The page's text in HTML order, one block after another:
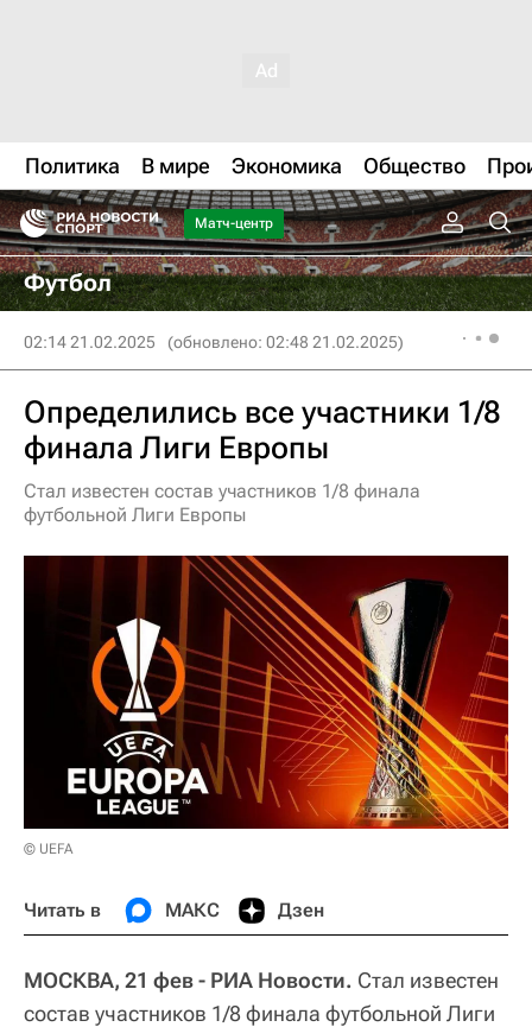
Политика В мире Экономика Общество
Матч-центр
Футбол
02:14 21.02.2025 (обновлено: 02:48 21.02.2025)
Определились все участники 1/8
финала Лиги Европы
Стал известен состав участников 1/8 финала
футбольной Лиги Европы
© UEFA
Читать в МАКС Дзен
МОСКВА, 21 фев - РИА Новости. Стал известен
состав участников 1/8 финала футбольной Лиги